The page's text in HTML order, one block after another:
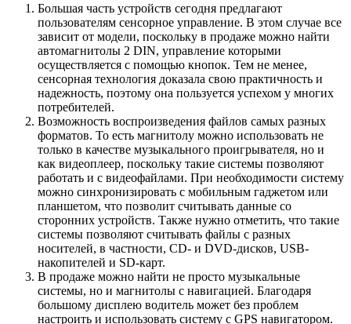
Большая часть устройств сегодня предлагают
пользователям сенсорное управление. В этом случае все
зависит от модели, поскольку в продаже можно найти
автомагнитолы 2 DIN, управление которыми
осуществляется с помощью кнопок. Тем не менее,
сенсорная технология доказала свою практичность и
надежность, поэтому она пользуется успехом у многих
потребителей.
Возможность воспроизведения файлов самых разных
форматов. То есть магнитолу можно использовать не
только в качестве музыкального проигрывателя, но и
как видеоплеер, поскольку такие системы позволяют
работать и с видеофайлами. При необходимости систему
можно синхронизировать с мобильным гаджетом или
планшетом, что позволит считывать данные со
сторонних устройств. Также нужно отметить, что такие
системы позволяют считывать файлы с разных
носителей, в частности, CD- и DVD-дисков, USB-
накопителей и SD-карт.
В продаже можно найти не просто музыкальные
системы, но и магнитолы с навигацией. Благодаря
большому дисплею водитель может без проблем
настроить и использовать систему с GPS навигатором.